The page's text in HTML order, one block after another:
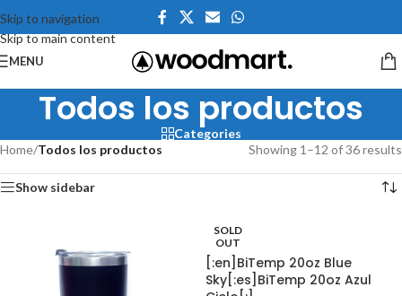
Skip to navigation
Skip to main content
MENU
Todos los productos
Categories
Home/Todos los productos Showing 1–12 of 36 results
Show sidebar
SOLD
OUT
[:en]BiTemp 20oz Blue
Sky[:es]BiTemp 20oz Azul